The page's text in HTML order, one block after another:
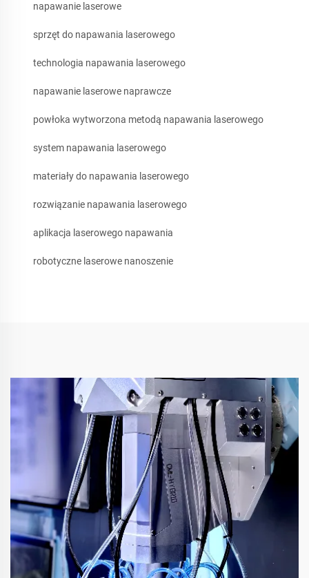
napawanie laserowe
sprzęt do napawania laserowego
technologia napawania laserowego
napawanie laserowe naprawcze
powłoka wytworzona metodą napawania laserowego
system napawania laserowego
materiały do napawania laserowego
rozwiązanie napawania laserowego
aplikacja laserowego napawania
robotyczne laserowe nanoszenie